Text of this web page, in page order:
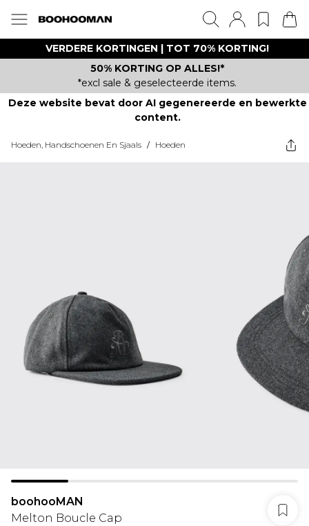
VERDERE KORTINGEN | TOT 70% KORTING!
50% KORTING OP ALLES!*
*excl sale & geselecteerde items.
Deze website bevat door AI gegenereerde en bewerkte
content.
Hoeden, Handschoenen En Sjaals / Hoeden
boohooMAN
Melton Boucle Cap